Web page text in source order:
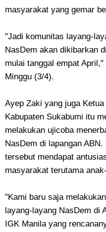
masyarakat yang gemar
"Jadi komunitas layang-
NasDem akan dikibarkan
mulai tanggal empat
Minggu (3/4).
Ayep Zaki yang juga
Kabupaten Sukabumi itu
melakukan ujicoba
NasDem di lapangan
tersebut mendapat
masyarakat terutama
"Kami baru saja
layang-layang NasDem di
IGK Manila yang